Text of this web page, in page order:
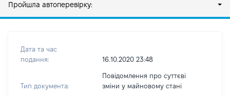
Пройшла автоперевірку:
Дата та час
подання:
16.10.2020 23:48
Тип документа:
Повідомлення про суттєві
зміни y майновому стані